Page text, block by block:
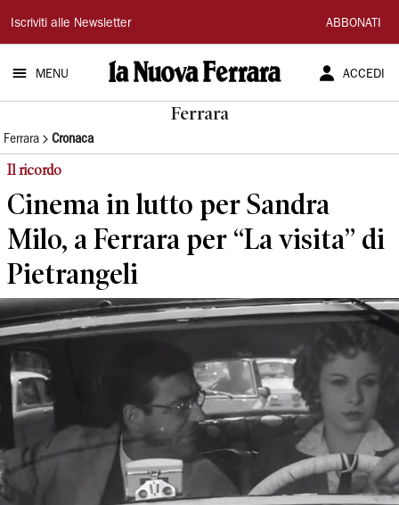
La
Nuova
Ferrara
Iscriviti alle Newsletter ABBONATI
MENU ACCEDI
Ferrara
Ferrara Cronaca
Il ricordo
Cinema in lutto per Sandra
Milo, a Ferrara per “La visita” di
Pietrangeli